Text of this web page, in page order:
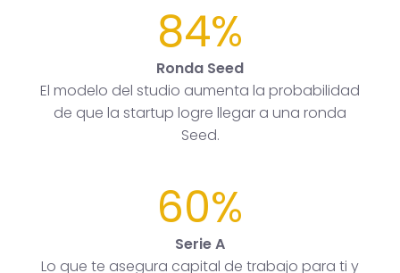
84%
Ronda Seed
El modelo del studio aumenta la probabilidad
de que la startup logre llegar a una ronda
Seed.
60%
Serie A
Lo que te asegura capital de trabajo para ti y